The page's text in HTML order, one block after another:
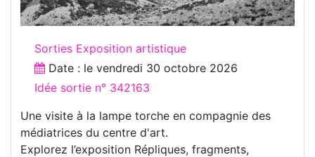
Sorties Exposition artistique
Date : le vendredi 30 octobre 2026
Idée sortie n° 342163
Une visite à la lampe torche en compagnie des
médiatrices du centre d'art.
Explorez l’exposition Répliques, fragments,